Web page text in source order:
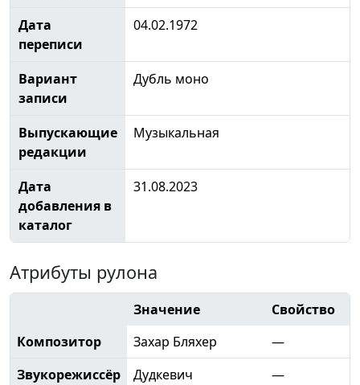
Дата
переписи
04.02.1972
Вариант
записи
Дубль моно
Выпускающие
редакции
Музыкальная
Дата
добавления в
каталог
31.08.2023
Атрибуты рулона
Значение
Свойство
Композитор
Захар Бляхер
—
Звукорежиссёр
Дудкевич —